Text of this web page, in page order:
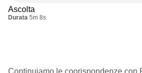
Ascolta
Durata 5m 8s
Continuiamo le coorispondenze con